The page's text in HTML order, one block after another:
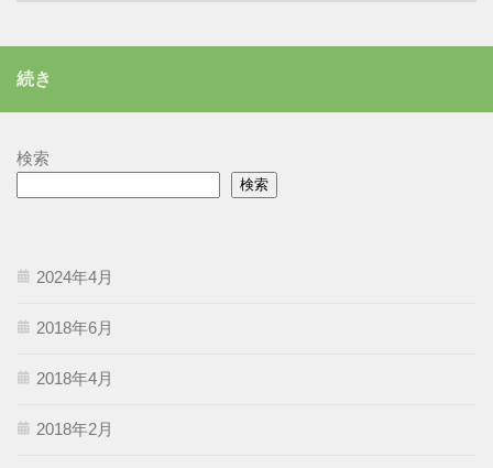
ー
続き
検索
検索
2024年4月
2018年6月
2018年4月
2018年2月